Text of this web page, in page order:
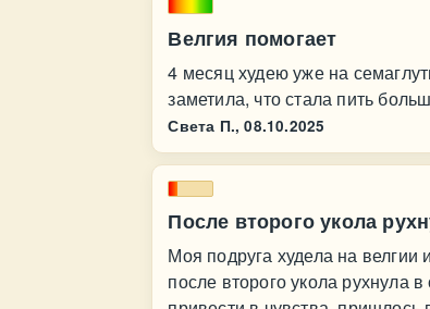
Велгия помогает
4 месяц худею уже на
заметила, что стала пить
Света П., 08.10.2025
После второго укола
Моя подруга худела на велгии
после второго укола рухнула